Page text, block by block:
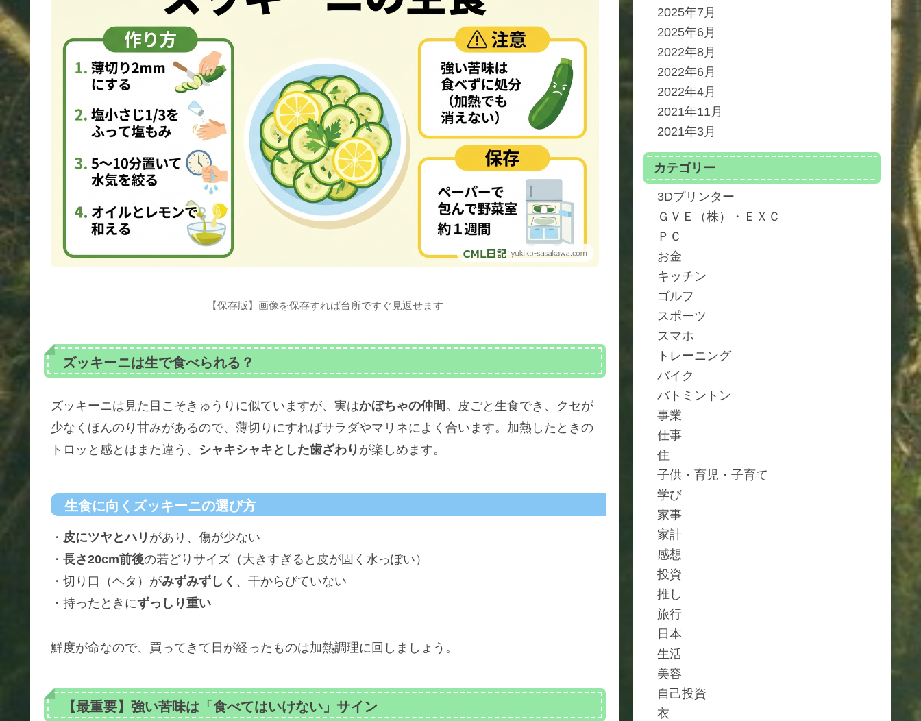
【保存版】画像を保存すれば台所ですぐ見返せます
ズッキーニは生で食べられる？
ズッキーニは見た目こそきゅうりに似ていますが、実はかぼちゃの仲間。皮ごと生食でき、クセが
少なくほんのり甘みがあるので、薄切りにすればサラダやマリネによく合います。加熱したときの
トロッと感とはまた違う、 シャキシャキとした歯ざわり が楽しめます。
生食に向くズッキーニの選び方
・ 皮にツヤとハリ があり、傷が少ない
・ 長さ20cm前後の若どりサイズ（大きすぎると皮が固く水っぽい）
・切り口（ヘタ）がみずみずしく 、干からびていない
・持ったときにずっしり重い
鮮度が命なので、買ってきて日が経ったものは加熱調理に回しましょう。
【最重要】強い苦味は「食べてはいけない」サイン
2025年7月
2025年6月
2022年8月
2022年6月
2022年4月
2021年11月
2021年3月
カテゴリー
3Dプリンター
ＧＶＥ（株）・ＥＸＣ
ＰＣ
お金
キッチン
ゴルフ
スポーツ
スマホ
トレーニング
バイク
バトミントン
事業
仕事
住
子供・育児・子育て
学び
家事
家計
感想
投資
推し
旅行
日本
生活
美容
自己投資
衣